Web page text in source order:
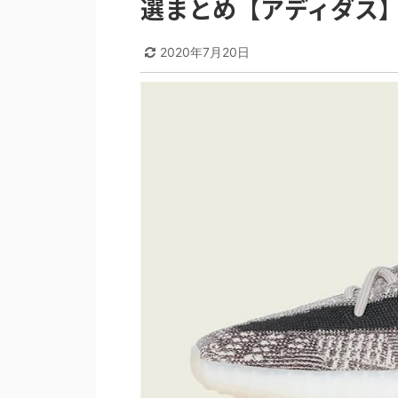
選まとめ【アディダス
2020年7月20日